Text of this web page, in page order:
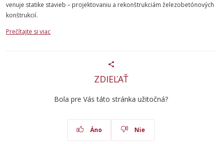
venuje statike stavieb – projektovaniu a rekonštrukciám železobetónových
konštrukcií.
Prečítajte si viac
ZDIEĽAŤ
Bola pre Vás táto stránka užitočná?
Áno Nie